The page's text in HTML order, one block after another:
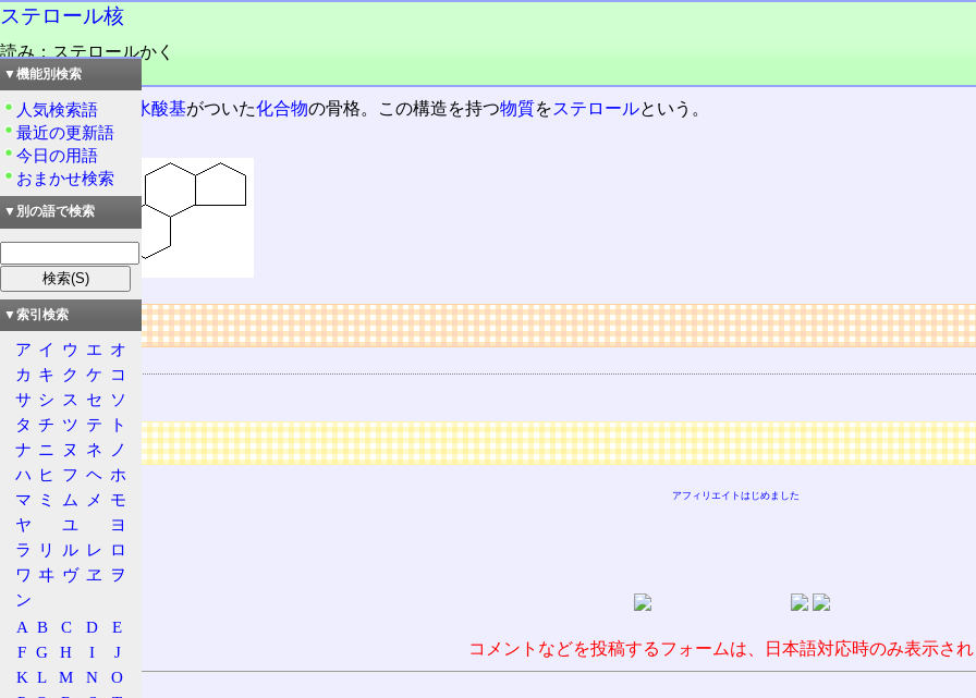
ステロール核
読み：ステロールかく
品詞：名詞
ステロイド核
水酸基がついた化合物の骨格。この構造を持つ物質をステロールという。
ステロール核
リンク
関連する物質
ステロール
広告
アフィリエイトはじめました
コメントなどを投稿するフォームは、日本語対応時のみ表示さ
▼機能別検索
人気検索語
最近の更新語
今日の用語
おまかせ検索
▼別の語で検索
▼索引検索
ア イ ウ エ オ
カ キ ク ケ コ
サ シ ス セ ソ
タ チ ツ テ
ト
ナ ニ ヌ ネ
ノ
ハ ヒ フ ヘ ホ
マ ミ ム メ
モ
ヤ
ユ
ヨ
ラ
リ ル レ ロ
ワ ヰ ヴ ヱ
ヲ
ン
A B C D
E
F G H I
J
K L M N
O